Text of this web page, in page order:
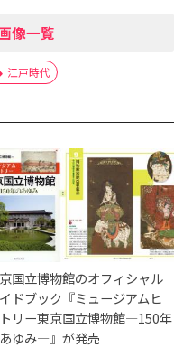
像一覧
江戸時代
国立博物館のオフィシャル
ドブック『ミュージアムヒ
リー東京国立博物館―150年
ゆみ―』が発売